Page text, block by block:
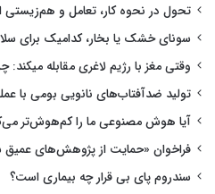
تحول در نحوه کار، تعامل و هم‌زیستی
سونای خشک یا بخار، کدامیک برای
وقتی مغز با رژیم لاغری مقابله میکند:
تولید ضدآفتاب‌های نانویی بومی با
آیا هوش مصنوعی ما را کم‌هوش‌تر
فراخوان «حمایت از پژوهش‌های
سندروم پای بی قرار چه بیماری است؟